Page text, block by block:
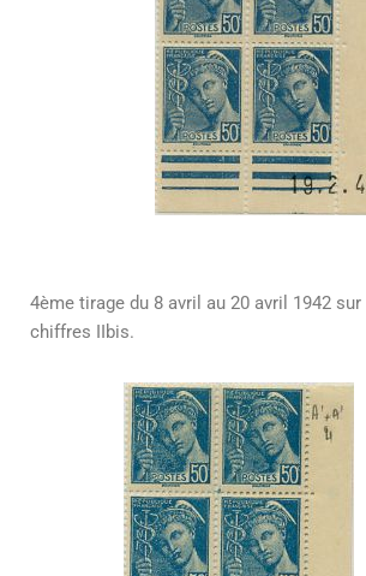
4ème tirage du 8 avril au 20 avril 1942
chiffres IIbis.